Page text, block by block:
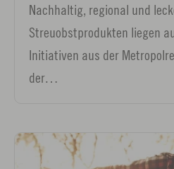
Nachhaltig, regional und
Streuobstprodukten liegen
Initiativen aus der
der…